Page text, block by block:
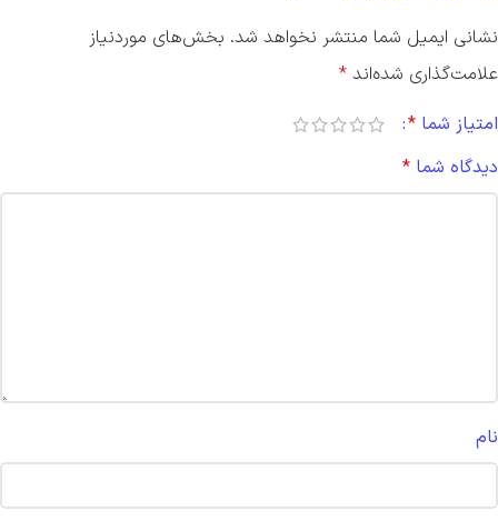
نشانی ایمیل شما منتشر نخواهد شد. بخش‌های موردنیاز
علامت‌گذاری شده‌اند *
امتیاز شما *
دیدگاه شما *
نام